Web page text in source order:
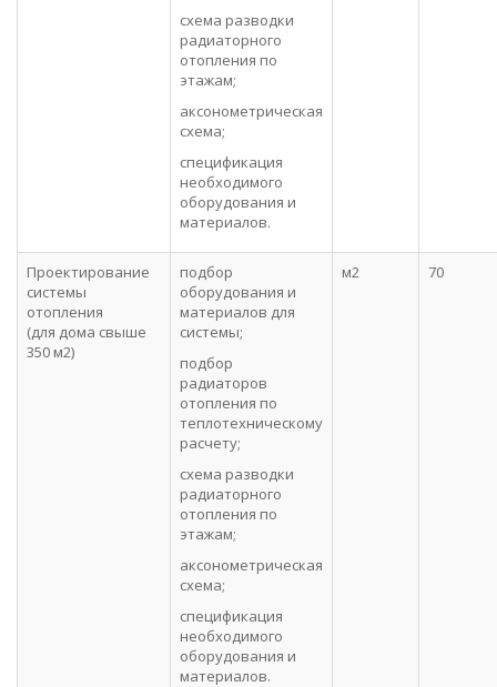
схема разводки
радиаторного
отопления по
этажам;
аксонометрическая
схема;
спецификация
необходимого
оборудования и
материалов.
Проектирование
системы
отопления
(для дома свыше
350 м2)
подбор
оборудования и
материалов для
системы;
подбор
радиаторов
отопления по
теплотехническому
расчету;
схема разводки
радиаторного
отопления по
этажам;
аксонометрическая
схема;
спецификация
необходимого
оборудования и
материалов.
м2 70